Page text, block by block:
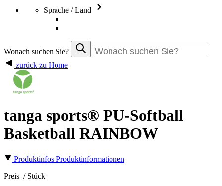
Sprache / Land
Wonach suchen Sie?
zurück zu Home
tanga sports® PU-Softball
Basketball RAINBOW
Produktinfos Produktinformationen
Preis / Stück